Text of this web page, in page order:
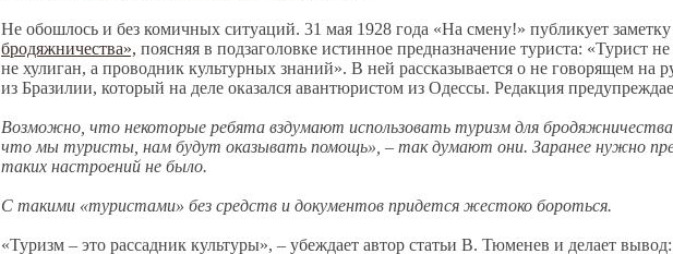
Не обошлось и без комичных ситуаций. 31 мая 1928 года «На смену!» публикует заметку
бродяжничества», поясняя в подзаголовке истинное предназначение туриста: «Турист
не хулиган, а проводник культурных знаний». В ней рассказывается о не говорящем на
из Бразилии, который на деле оказался авантюристом из Одессы. Редакция
Возможно, что некоторые ребята вздумают использовать туризм для
что мы туристы, нам будут оказывать помощь», – так думают они. Заранее нужно
таких настроений не было.
С такими «туристами» без средств и документов придется жестоко бороться.
«Туризм – это рассадник культуры», – убеждает автор статьи В. Тюменев и делает